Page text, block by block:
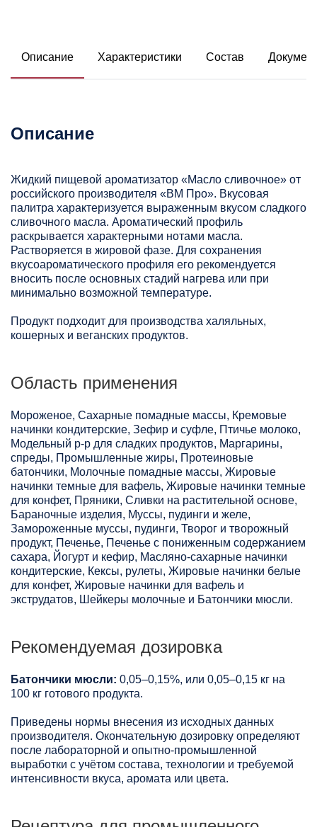
Описание Характеристики Состав
Описание
Жидкий пищевой ароматизатор «Масло сливочное» от
российского производителя «ВМ Про». Вкусовая
палитра характеризуется выраженным вкусом сладкого
сливочного масла. Ароматический профиль
раскрывается характерными нотами масла.
Растворяется в жировой фазе. Для сохранения
вкусоароматического профиля его рекомендуется
вносить после основных стадий нагрева или при
минимально возможной температуре.
Продукт подходит для производства халяльных,
кошерных и веганских продуктов.
Область применения
Мороженое, Сахарные помадные массы, Кремовые
начинки кондитерские, Зефир и суфле, Птичье молоко,
Модельный р-р для сладких продуктов, Маргарины,
спреды, Промышленные жиры, Протеиновые
батончики, Молочные помадные массы, Жировые
начинки темные для вафель, Жировые начинки темные
для конфет, Пряники, Сливки на растительной основе,
Бараночные изделия, Муссы, пудинги и желе,
Замороженные муссы, пудинги, Творог и творожный
продукт, Печенье, Печенье с пониженным содержанием
сахара, Йогурт и кефир, Масляно-сахарные начинки
кондитерские, Кексы, рулеты, Жировые начинки белые
для конфет, Жировые начинки для вафель и
экструдатов, Шейкеры молочные и Батончики мюсли.
Рекомендуемая дозировка
Батончики мюсли: 0,05–0,15%, или 0,05–0,15 кг на
100 кг готового продукта.
Приведены нормы внесения из исходных данных
производителя. Окончательную дозировку определяют
после лабораторной и опытно-промышленной
выработки с учётом состава, технологии и требуемой
интенсивности вкуса, аромата или цвета.